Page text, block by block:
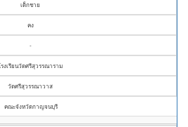
เด็กชาย
คง
-
รงเรียนวัดศรีสุวรรณาราม
วัดศรีสุวรรณาวาส
คณะจังหวัดกาญจนบุรี